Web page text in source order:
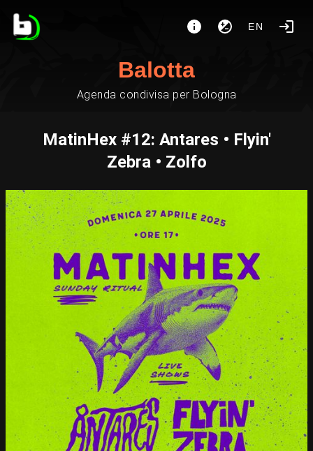
EN
Balotta
Agenda condivisa per Bologna
MatinHex #12: Antares • Flyin'
Zebra • Zolfo